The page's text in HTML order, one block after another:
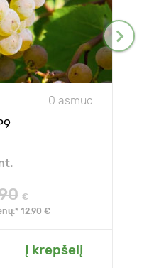
0 asmuo
€
12.90 €
Į krepšelį